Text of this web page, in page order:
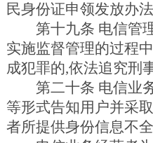
民身份证申领发放办
第十九条 电信管理
实施监督管理的过程
成犯罪的,依法追究刑
第二十条 电信业务
等形式告知用户并采
者所提供身份信息不